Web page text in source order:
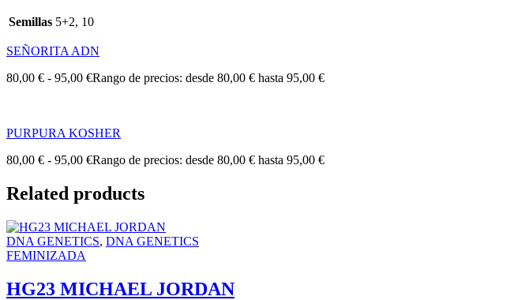
Semillas 5+2, 10
SEÑORITA ADN
80,00 € - 95,00 €Rango de precios: desde 80,00 € hasta 95,00 €
PURPURA KOSHER
80,00 € - 95,00 €Rango de precios: desde 80,00 € hasta 95,00 €
Related products
DNA GENETICS, DNA GENETICS
FEMINIZADA
HG23 MICHAEL JORDAN